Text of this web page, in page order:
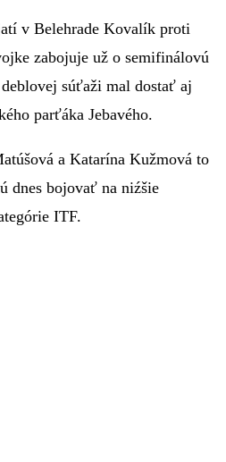
v Belehrade Kovalík proti
zabojuje už o semifinálovú
súťaži mal dostať aj
parťáka Jebavého.
a Katarína Kužmová to
dnes bojovať na niźšie
ITF.